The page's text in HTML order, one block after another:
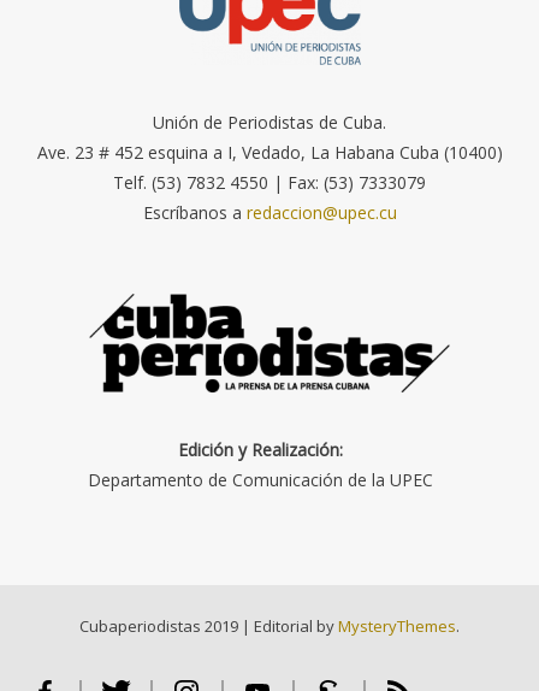
Unión de Periodistas de Cuba.
Ave. 23 # 452 esquina a I, Vedado, La Habana Cuba (10400)
Telf. (53) 7832 4550 | Fax: (53) 7333079
Escríbanos a redaccion@upec.cu
Edición y Realización:
Departamento de Comunicación de la UPEC
Cubaperiodistas 2019 | Editorial byMysteryThemes.